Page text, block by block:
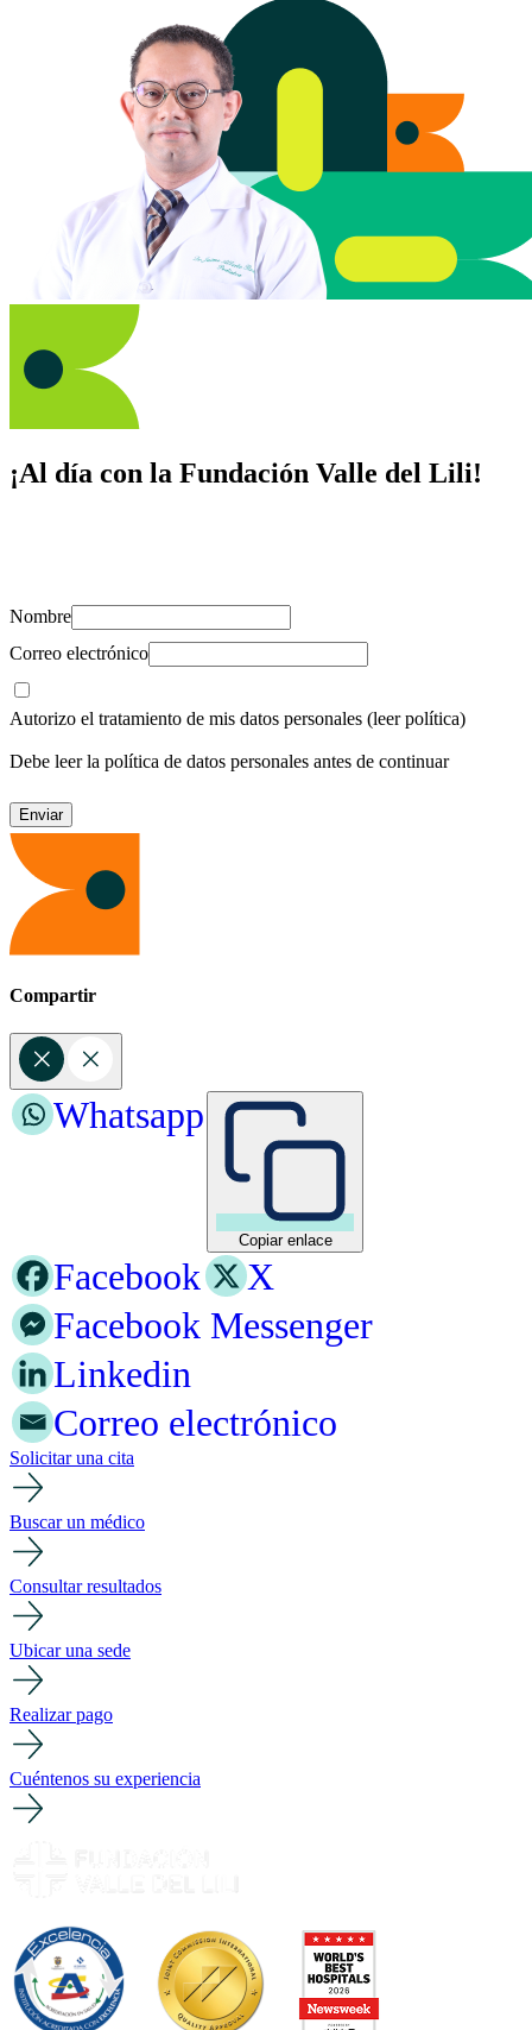
¡Al día con la Fundación Valle del Lili!
Nombre
Correo electrónico
Autorizo el tratamiento de mis datos personales (leer política)
Debe leer la política de datos personales antes de continuar
Compartir
Copiar enlace
Whatsapp
Facebook
X
Facebook Messenger
Linkedin
Correo electrónico
Solicitar una cita
Buscar un médico
Consultar resultados
Ubicar una sede
Realizar pago
Cuéntenos su experiencia